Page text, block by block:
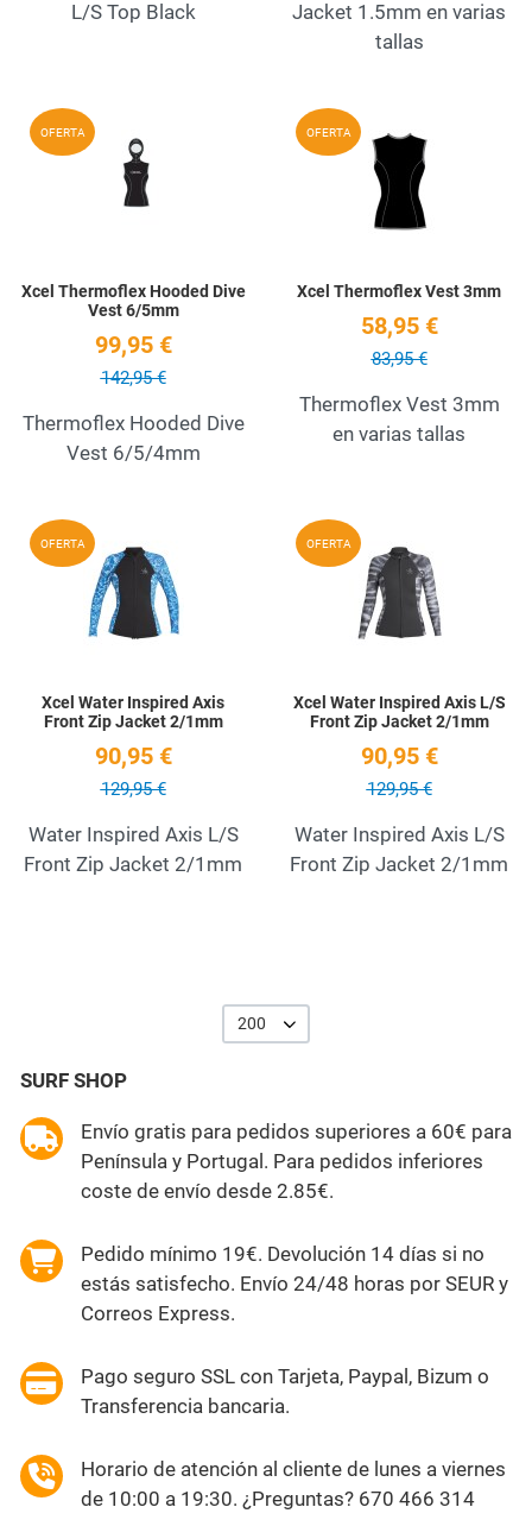
L/S Top Black
Jacket 1.5mm en varias
tallas
OFERTA Añadir a la lista de deseos
Xcel Thermoflex Hooded Dive
Vest 6/5mm
99,95 €
142,95 €
Thermoflex Hooded Dive
Vest 6/5/4mm
OFERTA
Xcel Thermoflex Vest 3mm
58,95 €
83,95 €
Thermoflex Vest 3mm
en varias tallas
OFERTA Añadir a la lista de deseos
Xcel Water Inspired Axis
Front Zip Jacket 2/1mm
90,95 €
129,95 €
Water Inspired Axis L/S
Front Zip Jacket 2/1mm
OFERTA
Xcel Water Inspired Axis L/S
Front Zip Jacket 2/1mm
90,95 €
129,95 €
Water Inspired Axis L/S
Front Zip Jacket 2/1mm
200
SURF SHOP
Envío gratis para pedidos superiores a 60€ para
Península y Portugal. Para pedidos inferiores
coste de envío desde 2.85€.
Pedido mínimo 19€. Devolución 14 días si no
estás satisfecho. Envío 24/48 horas por SEUR y
Correos Express.
Pago seguro SSL con Tarjeta, Paypal, Bizum o
Transferencia bancaria.
Horario de atención al cliente de lunes a viernes
de 10:00 a 19:30. ¿Preguntas? 670 466 314